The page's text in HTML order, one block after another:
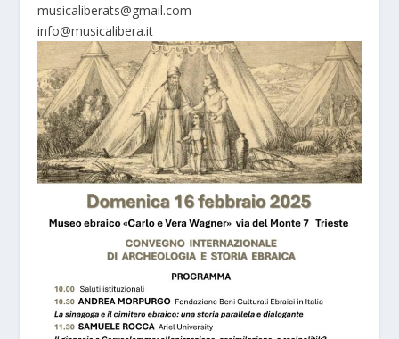
musicaliberats@gmail.com
info@musicalibera.it